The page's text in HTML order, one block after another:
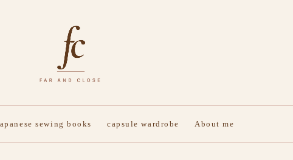
sewing books capsule wardrobe About me